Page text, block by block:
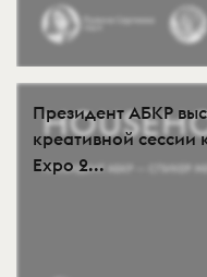
Президент АБКР
креативной
Expo 2...